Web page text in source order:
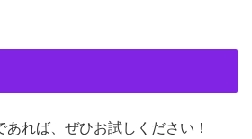
れば、ぜひお試しください！